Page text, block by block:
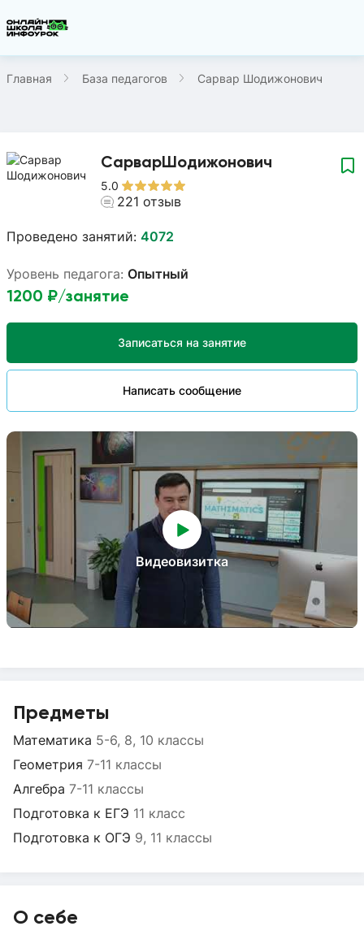
Главная База педагогов Сарвар Шодижонович
СарварШодижонович
5.0
221 отзыв
Проведено занятий: 4072
Видеовизитка
Уровень педагога: Опытный
1200 ₽/занятие
Записаться на занятие
Написать сообщение
Предметы
Математика 5-6, 8, 10 классы
Геометрия 7-11 классы
Алгебра 7-11 классы
Подготовка к ЕГЭ 11 класс
Подготовка к ОГЭ 9, 11 классы
О себе